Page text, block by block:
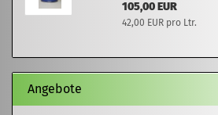
105,00 EUR
42,00 EUR pro Ltr.
Angebote